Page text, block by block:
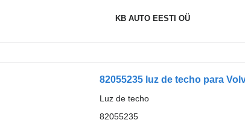
KB AUTO EESTI OÜ
82055235 luz de techo para
Luz de techo
82055235